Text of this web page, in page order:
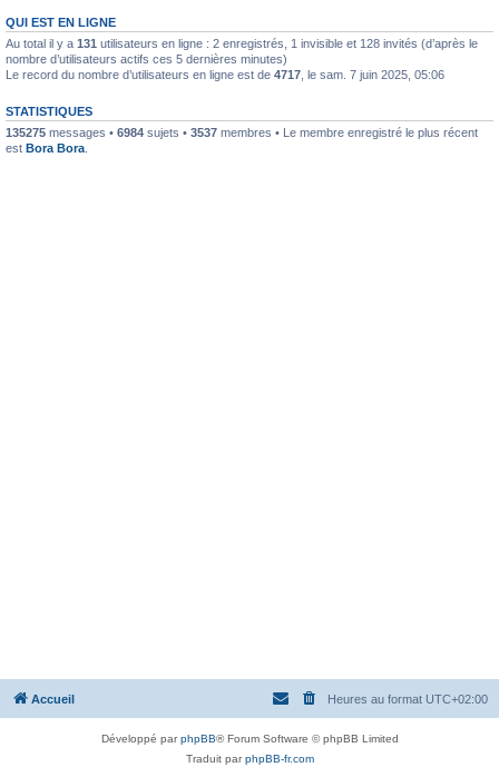
QUI EST EN LIGNE
Au total il y a 131 utilisateurs en ligne : 2 enregistrés, 1 invisible et 128 invités (d’après le
nombre d’utilisateurs actifs ces 5 dernières minutes)
Le record du nombre d’utilisateurs en ligne est de 4717 , le sam. 7 juin 2025, 05:06
STATISTIQUES
135275 messages • 6984 sujets • 3537 membres • Le membre enregistré le plus récent
est Bora Bora
Accueil Heures au format UTC+02:00
Développé parphpBB® Forum Software © phpBB Limited
Traduit parphpBB-fr.com